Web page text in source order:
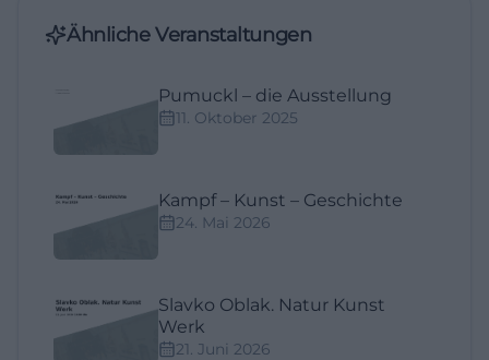
Ähnliche Veranstaltungen
Pumuckl – die Ausstellung
11. Oktober 2025
Kampf – Kunst – Geschichte
24. Mai 2026
Slavko Oblak. Natur Kunst
Werk
21. Juni 2026